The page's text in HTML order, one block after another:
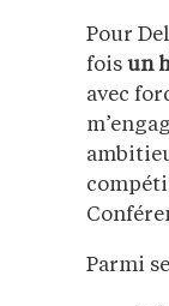
Pour
fois un
avec
Parmi